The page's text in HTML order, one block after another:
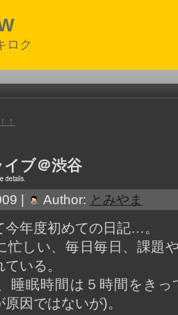
ロク
！
ブ＠渋谷
| Author: とみやま
今年度初めての日記…。
忙しい、毎日毎日、課題
いる。
睡眠時間は５時間をきっ
因ではないが)。